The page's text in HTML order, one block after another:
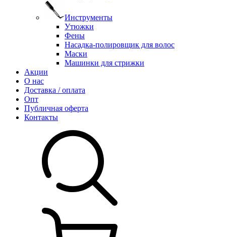
Инструменты
Утюжки
Фены
Насадка-полировщик для волос
Маски
Машинки для стрижки
Акции
О нас
Доставка / оплата
Опт
Публичная оферта
Контакты